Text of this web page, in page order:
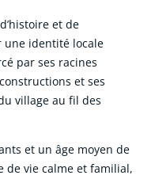
et de
identité locale
par ses racines
et ses
village au fil des
et un âge moyen de
de vie calme et familial,